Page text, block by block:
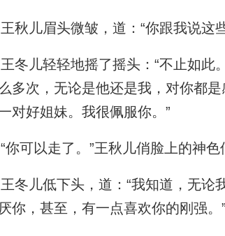
秋儿眉头微皱，道：“你跟我说这
冬儿轻轻地摇了摇头：“不止如此
多次，无论是他还是我，对你都
对好姐妹。我很佩服你。”
可以走了。”王秋儿俏脸上的神色
冬儿低下头，道：“我知道，无论
你，甚至，有一点喜欢你的刚强。”